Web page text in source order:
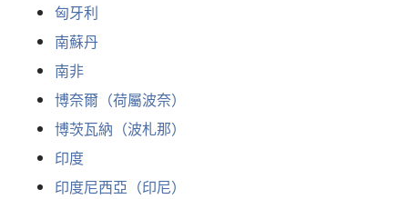
匈牙利
南蘇丹
南非
博奈爾（荷屬波奈）
博茨瓦納（波札那）
印度
印度尼西亞（印尼）